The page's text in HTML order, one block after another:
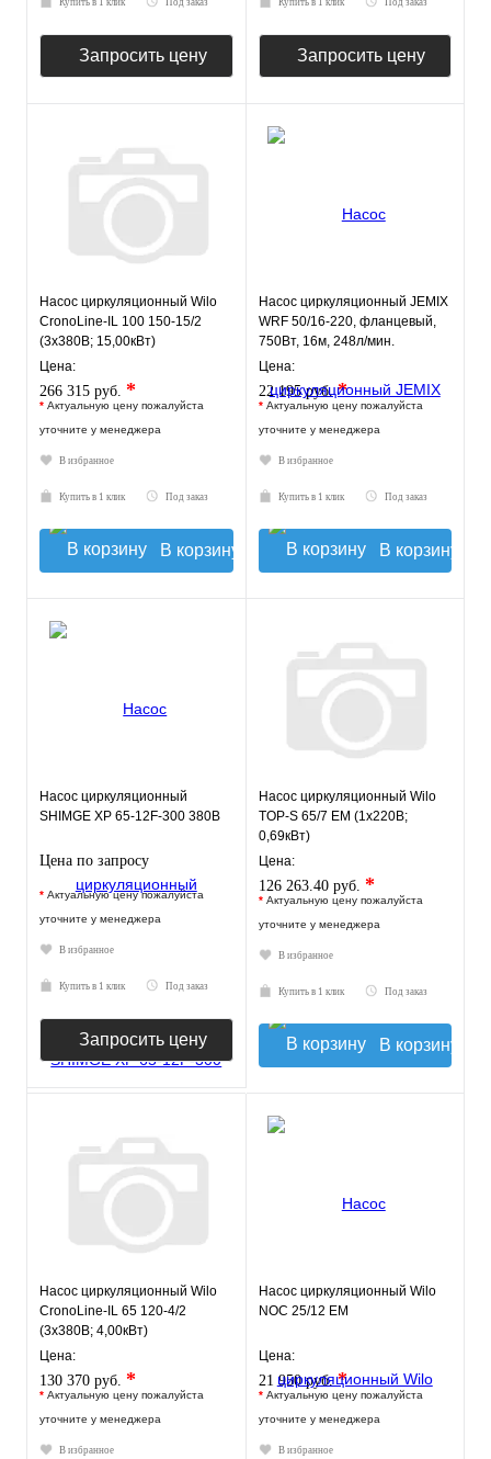
Купить в 1 клик Под заказ
Запросить цену
Купить в 1 клик Под заказ
Запросить цену
Насос циркуляционный Wilo
CronoLine-IL 100 150-15/2
(3х380В; 15,00кВт)
Цена:
266 315 руб. *
* Актуальную цену пожалуйста
уточните у менеджера
В избранное
Купить в 1 клик Под заказ
В корзину
Насос циркуляционный JEMIX
WRF 50/16-220, фланцевый,
750Вт, 16м, 248л/мин.
Цена:
22 195 руб.*
* Актуальную цену пожалуйста
уточните у менеджера
В избранное
Купить в 1 клик Под заказ
В корзину
Насос циркуляционный
SHIMGE XP 65-12F-300 380В
Цена по запросу
* Актуальную цену пожалуйста
уточните у менеджера
В избранное
Купить в 1 клик Под заказ
Запросить цену
Насос циркуляционный Wilo
TOP-S 65/7 EM (1х220В;
0,69кВт)
Цена:
126 263.40 руб. *
* Актуальную цену пожалуйста
уточните у менеджера
В избранное
Купить в 1 клик Под заказ
В корзину
Насос циркуляционный Wilo
CronoLine-IL 65 120-4/2
(3х380В; 4,00кВт)
Цена:
130 370 руб. *
* Актуальную цену пожалуйста
уточните у менеджера
В избранное
Насос циркуляционный Wilo
NOC 25/12 EM
Цена:
21 950 руб.*
* Актуальную цену пожалуйста
уточните у менеджера
В избранное